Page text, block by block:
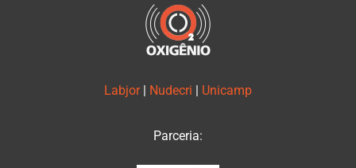
Labjor Nudecri Unicamp
Parceria: